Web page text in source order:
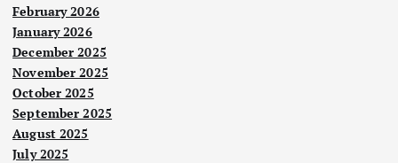
February 2026
January 2026
December 2025
November 2025
October 2025
September 2025
August 2025
July 2025